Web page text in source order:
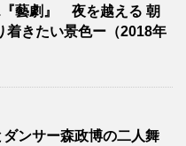
藝劇』 夜を越える 朝
着きたい景色ー（2018年
ンサー森政博の二人舞